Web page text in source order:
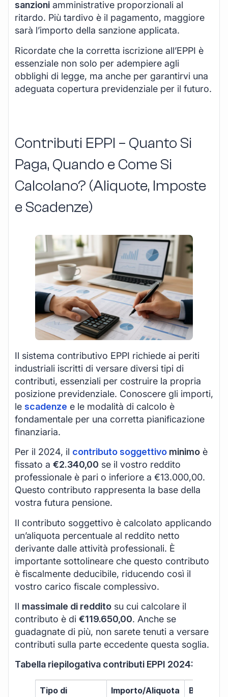
sanzioni amministrative proporzionali al
ritardo. Più tardivo è il pagamento, maggiore
sarà l’importo della sanzione applicata.
Ricordate che la corretta iscrizione all’EPPI è
essenziale non solo per adempiere agli
obblighi di legge, ma anche per garantirvi una
adeguata copertura previdenziale per il futuro.
Contributi EPPI – Quanto Si
Paga, Quando e Come Si
Calcolano? (Aliquote, Imposte
e Scadenze)
Il sistema contributivo EPPI richiede ai periti
industriali iscritti di versare diversi tipi di
contributi, essenziali per costruire la propria
posizione previdenziale. Conoscere gli importi,
le scadenze e le modalità di calcolo è
fondamentale per una corretta pianificazione
finanziaria.
Per il 2024, il contributo soggettivo minimo è
fissato a €2.340,00 se il vostro reddito
professionale è pari o inferiore a €13.000,00.
Questo contributo rappresenta la base della
vostra futura pensione.
Il contributo soggettivo è calcolato applicando
un’aliquota percentuale al reddito netto
derivante dalle attività professionali. È
importante sottolineare che questo contributo
è fiscalmente deducibile, riducendo così il
vostro carico fiscale complessivo.
Il massimale di reddito su cui calcolare il
contributo è di €119.650,00. Anche se
guadagnate di più, non sarete tenuti a versare
contributi sulla parte eccedente questa soglia.
Tabella riepilogativa contributi EPPI 2024:
Tipo di
Importo/Aliquota Base di